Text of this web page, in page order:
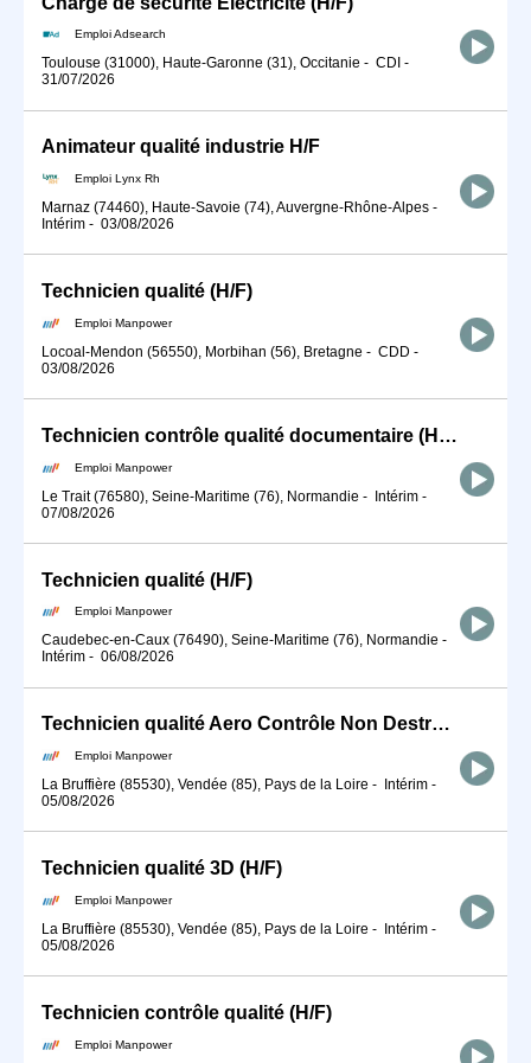
Emploi Adsearch
Toulouse (31000), Haute-Garonne (31), Occitanie - CDI -
31/07/2026
Animateur qualité industrie H/F
Emploi Lynx Rh
Marnaz (74460), Haute-Savoie (74), Auvergne-Rhône-Alpes -
Intérim - 03/08/2026
Technicien qualité (H/F)
Emploi Manpower
Locoal-Mendon (56550), Morbihan (56), Bretagne - CDD -
03/08/2026
Technicien contrôle qualité documentaire (H/F)
Emploi Manpower
Le Trait (76580), Seine-Maritime (76), Normandie - Intérim -
07/08/2026
Technicien qualité (H/F)
Emploi Manpower
Caudebec-en-Caux (76490), Seine-Maritime (76), Normandie -
Intérim - 06/08/2026
Technicien qualité Aero Contrôle Non Destructif (H/F)
Emploi Manpower
La Bruffière (85530), Vendée (85), Pays de la Loire - Intérim -
05/08/2026
Technicien qualité 3D (H/F)
Emploi Manpower
La Bruffière (85530), Vendée (85), Pays de la Loire - Intérim -
05/08/2026
Technicien contrôle qualité (H/F)
Emploi Manpower